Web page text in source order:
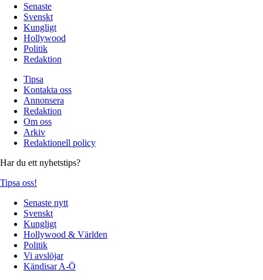
Senaste
Svenskt
Kungligt
Hollywood
Politik
Redaktion
Tipsa
Kontakta oss
Annonsera
Redaktion
Om oss
Arkiv
Redaktionell policy
Har du ett nyhetstips?
Tipsa oss!
Senaste nytt
Svenskt
Kungligt
Hollywood & Världen
Politik
Vi avslöjar
Kändisar A-Ö